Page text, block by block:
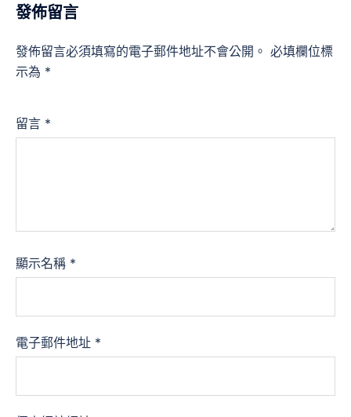
發佈留言
發佈留言必須填寫的電子郵件地址不會公開。 必填欄位標
示為 *
留言 *
顯示名稱 *
電子郵件地址 *